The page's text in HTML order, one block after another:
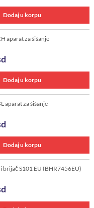
Dodaj u korpu
aparat za šišanje
Dodaj u korpu
aparat za šišanje
Dodaj u korpu
S101 EU (BHR7456EU)